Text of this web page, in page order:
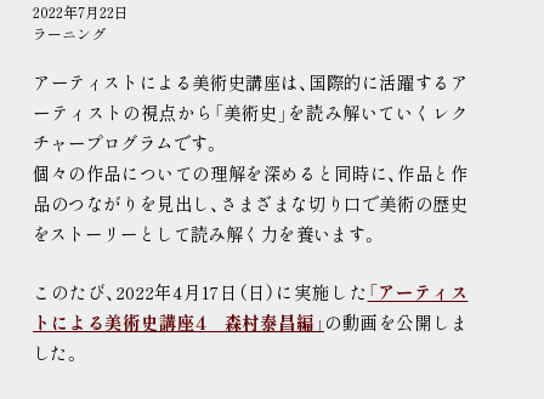
連携ホテル
ご来場のみなさまへ
チケット情報
取材申込み
画像貸し出し
2022年7月22日
ラーニング
アーティストによる美術史講座は、国際的に活躍するア
ーティストの視点から「美術史」を読み解いていくレク
チャープログラムです。
個々の作品についての理解を深めると同時に、作品と作
品のつながりを見出し、さまざまな切り口で美術の歴史
をストーリーとして読み解く力を養います。
このたび、2022年4月17日（日）に実施した 「アーティス
トによる美術史講座4 森村泰昌編」 の動画を公開しま
した。